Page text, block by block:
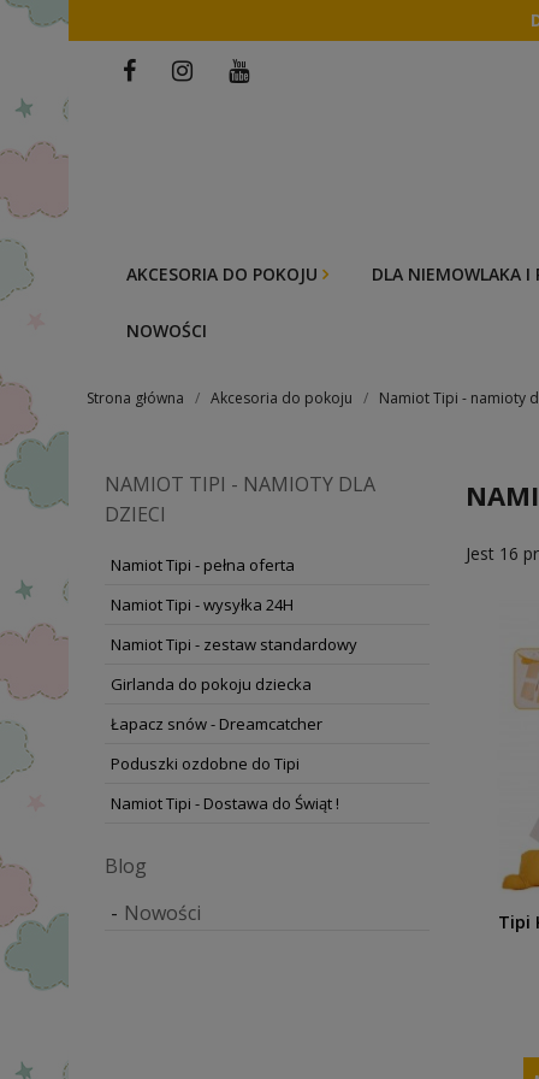
AKCESORIA DO POKOJU DLA NIEMOWLAKA
NOWOŚCI
Strona główna Akcesoria do pokoju Namiot Tipi - namioty
NAMIOT TIPI - NAMIOTY DLA
DZIECI
Namiot Tipi - pełna oferta
Namiot Tipi - wysyłka 24H
Namiot Tipi - zestaw standardowy
Girlanda do pokoju dziecka
Łapacz snów - Dreamcatcher
Poduszki ozdobne do Tipi
Namiot Tipi - Dostawa do Świąt !
Blog
Nowości
Jest 16
Tipi